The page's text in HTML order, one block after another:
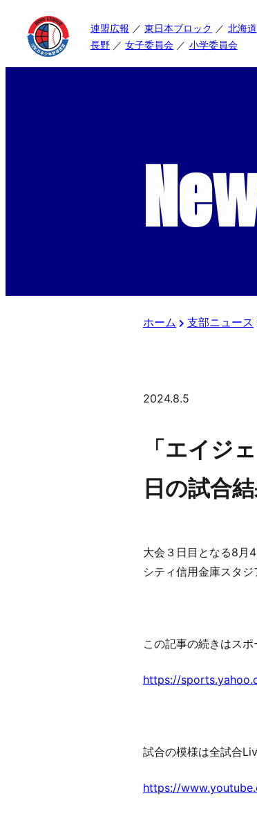
連盟広報 東日本ブロック 北海道
長野
女子委員会 小学委員会
ホーム 支部ニュース
2024.8.5
「エイジ
日の試合
大会３日目となる8月
シティ信用金庫スタ
この記事の続きはスポ
https://
試合の模様は全試合
https://